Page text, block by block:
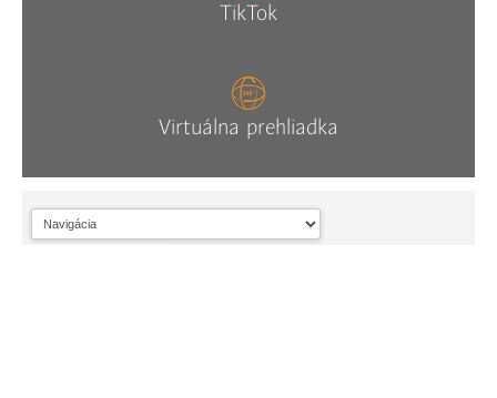
TikTok
Virtuálna prehliadka